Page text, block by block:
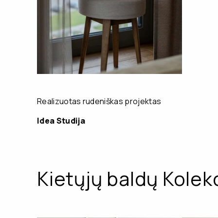
Realizuotas rudeniškas projektas
Idea Studija
Kietųjų baldų